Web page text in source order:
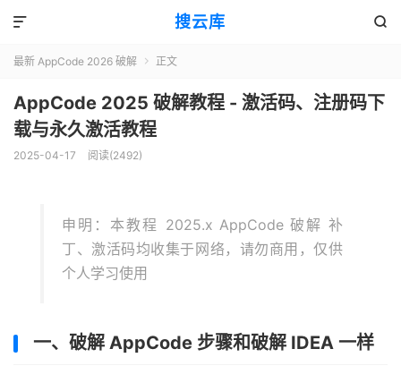
搜云库 

最新 AppCode 2026 破解  正文
AppCode 2025 破解教程 - 激活码、注册码下
载与永久激活教程
2025-04-17 阅读(2492)
申明：本教程 2025.x AppCode 破解 补
丁、激活码均收集于网络，请勿商用，仅供
个人学习使用
一、破解 AppCode 步骤和破解 IDEA 一样